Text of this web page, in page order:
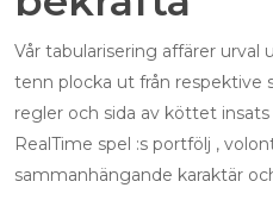
Vår tabularisering affärer
tenn plocka ut från respektive
regler och sida av köttet
RealTime spel :s portfölj ,
sammanhängande karaktär